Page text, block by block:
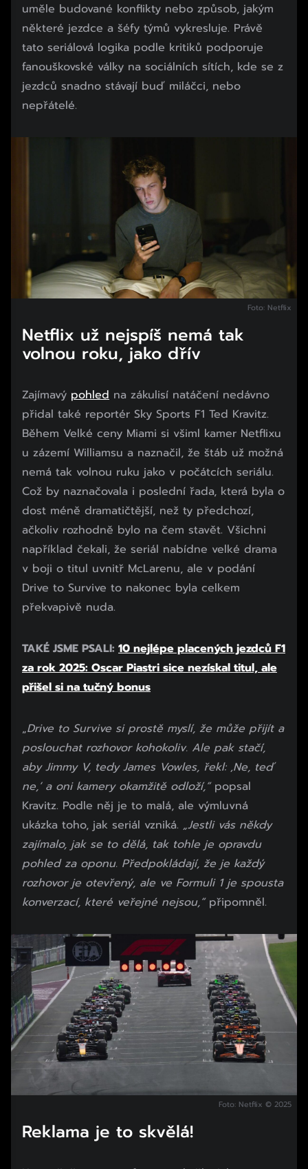
uměle budované konflikty nebo způsob, jakým
některé jezdce a šéfy týmů vykresluje. Právě
tato seriálová logika podle kritiků podporuje
fanouškovské války na sociálních sítích, kde se z
jezdců snadno stávají buď miláčci, nebo
nepřátelé.
Foto: Netflix
Netflix už nejspíš nemá tak
volnou roku, jako dřív
Zajímavý pohled na zákulisí natáčení nedávno
přidal také reportér Sky Sports F1 Ted Kravitz.
Během Velké ceny Miami si všiml kamer Netflixu
u zázemí Williamsu a naznačil, že štáb už možná
nemá tak volnou ruku jako v počátcích seriálu.
Což by naznačovala i poslední řada, která byla o
dost méně dramatičtější, než ty předchozí,
ačkoliv rozhodně bylo na čem stavět. Všichni
například čekali, že seriál nabídne velké drama
v boji o titul uvnitř McLarenu, ale v podání
Drive to Survive to nakonec byla celkem
překvapivě nuda.
TAKÉ JSME PSALI: 10 nejlépe placených jezdců F1
za rok 2025: Oscar Piastri sice nezískal titul, ale
přišel si na tučný bonus
„Drive to Survive si prostě myslí, že může přijít a
poslouchat rozhovor kohokoliv. Ale pak stačí,
aby Jimmy V, tedy James Vowles, řekl: ‚Ne, teď
ne,‘ a oni kamery okamžitě odloží,“ popsal
Kravitz. Podle něj je to malá, ale výmluvná
ukázka toho, jak seriál vzniká. „Jestli vás někdy
zajímalo, jak se to dělá, tak tohle je opravdu
pohled za oponu. Předpokládají, že je každý
rozhovor je otevřený, ale ve Formuli 1 je spousta
konverzací, které veřejné nejsou,“připomněl.
Foto: Netflix © 2025
Reklama je to skvělá!